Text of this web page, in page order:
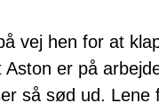
vej hen for at
Aston er på
så sød ud.